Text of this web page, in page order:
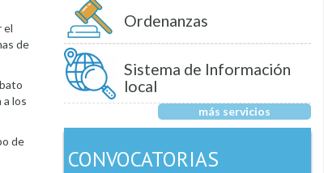
el
de
los
de
Ordenanzas
Sistema de Información
local
más servicios
CONVOCATORIAS